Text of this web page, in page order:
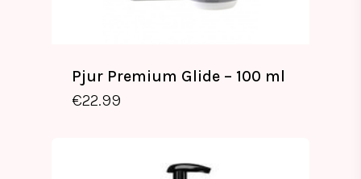
Pjur Premium Glide – 100 ml
€22.99
€22.99